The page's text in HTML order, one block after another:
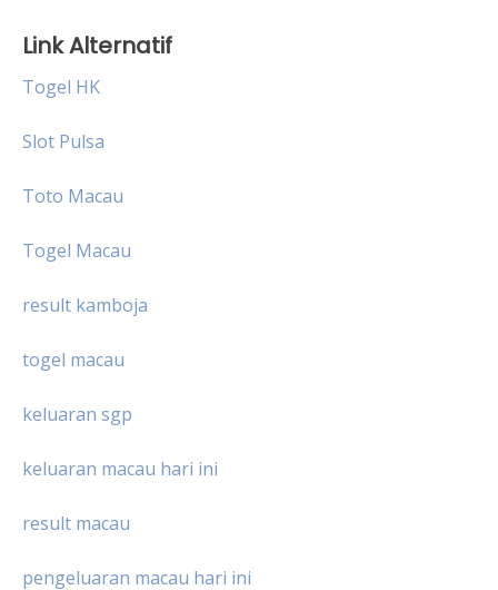
Link Alternatif
Togel HK
Slot Pulsa
Toto Macau
Togel Macau
result kamboja
togel macau
keluaran sgp
keluaran macau hari ini
result macau
pengeluaran macau hari ini